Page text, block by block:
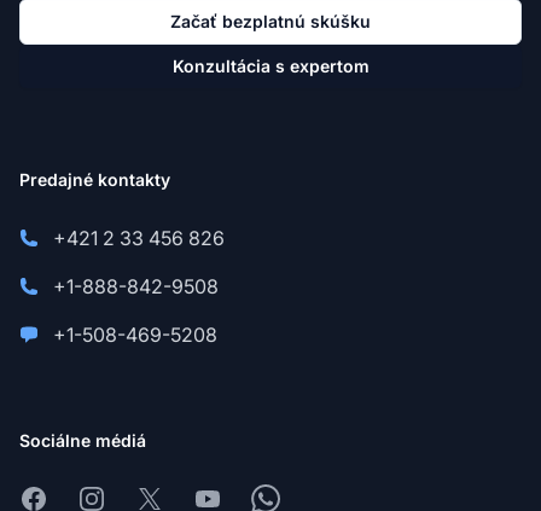
Začať bezplatnú skúšku
Konzultácia s expertom
Predajné kontakty
+421 2 33 456 826
+1-888-842-9508
+1-508-469-5208
Sociálne médiá
FacebookInstagram
X YoutubeWhatsapp